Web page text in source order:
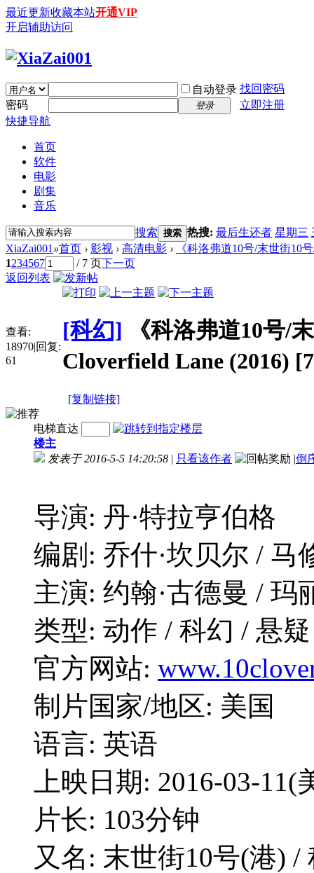
最近更新收藏本站开通VIP
开启辅助访问
自动登录 找回密码
密码
登录
立即注册
快捷导航
首页
软件
电影
剧集
音乐
搜索 搜索 热搜: 最后生还者 星期三
XiaZai001 »首页 › 影视 › 高清电影 ›
《科洛弗道10号/末世街10
1234567 / 7 页下一页
返回列表
查看:
18970|回复:
61
[科幻]
《科洛弗道10号/
Cloverfield Lane (2016)
[复制链接]
电梯直达
楼主
发表于 2016-5-5 14:20:58 | 只看该作者 |倒
导演: 丹·特拉亨伯格
编剧: 乔什·坎贝尔 / 马
主演: 约翰·古德曼 / 玛
类型: 动作 / 科幻 / 悬
官方网站:
制片国家/地区: 美国
语言: 英语
上映日期: 2016-03-11(
片长: 103分钟
又名: 末世街10号(港) /